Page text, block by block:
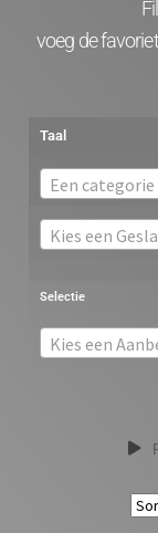
voeg de
Taal
Een
Kies een
Selectie
Kies een